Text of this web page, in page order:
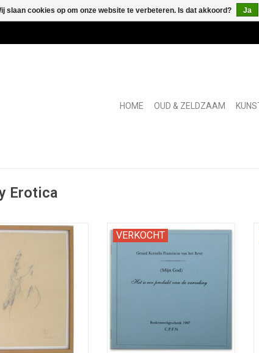
HOME OUD & ZELDZAAM
Erotica
ingelijste tekening /
lichaam.
AAN WINKELWAGEN
VERKOCHT
Bibliofiele reefdruk, als
"boekenweekgeschenk" verspreid
door de CPFN.
slaan cookies op om onze website te verbeteren. Is dat akkoord? Ja